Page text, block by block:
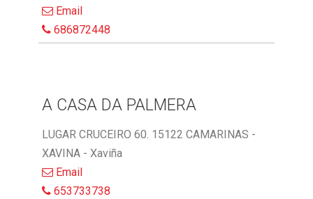
Email
686872448
A CASA DA PALMERA
LUGAR CRUCEIRO 60. 15122 CAMARINAS -
XAVINA - Xaviña
Email
653733738